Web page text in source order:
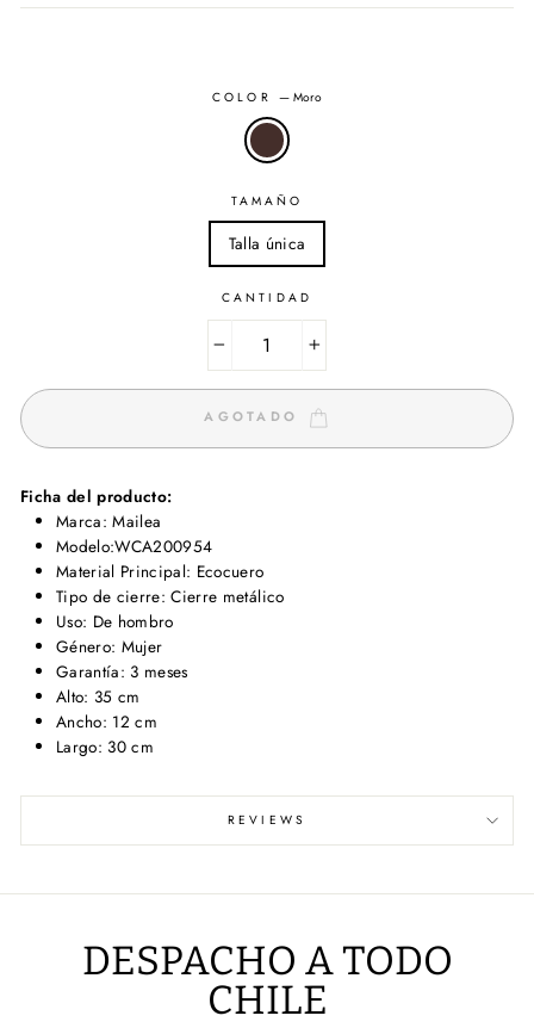
oferta
COLOR — Moro
TAMAÑO
Talla única
CANTIDAD
AGOTADO
Ficha del producto:
Marca: Mailea
Modelo:WCA200954
Material Principal: Ecocuero
Tipo de cierre: Cierre metálico
Uso: De hombro
Género: Mujer
Garantía: 3 meses
Alto: 35 cm
Ancho: 12 cm
Largo: 30 cm
REVIEWS
DESPACHO A TODO
CHILE